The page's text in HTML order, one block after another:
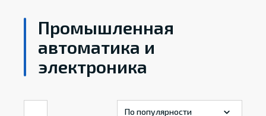
Промышленная
автоматика и
электроника